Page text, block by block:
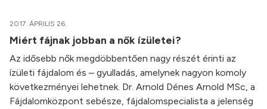
2017. ÁPRILIS 26.
Miért fájnak jobban a nők ízületei?
Az idősebb nők megdöbbentően nagy részét érinti az
ízületi fájdalom és – gyulladás, amelynek nagyon komoly
következményei lehetnek. Dr. Arnold Dénes Arnold MSc, a
Fájdalomközpont sebésze, fájdalomspecialista a jelenség